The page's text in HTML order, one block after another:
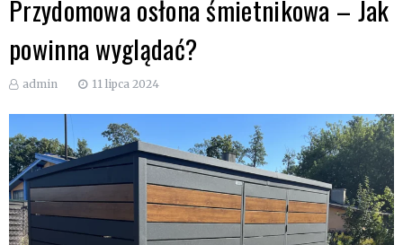
Przydomowa osłona śmietnikowa – Jak
powinna wyglądać?
admin 11 lipca 2024